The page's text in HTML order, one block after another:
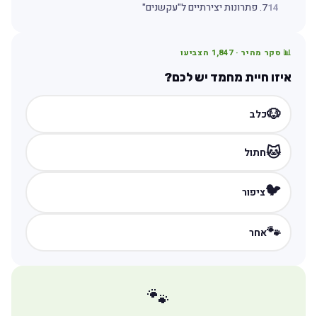
147. פתרונות יצירתיים ל"עקשנים"
📊 סקר מהיר · 1,847הצביעו
איזו חיית מחמד יש לכם?
🐶כלב
🐱חתול
🐦ציפור
🐾אחר
🐾